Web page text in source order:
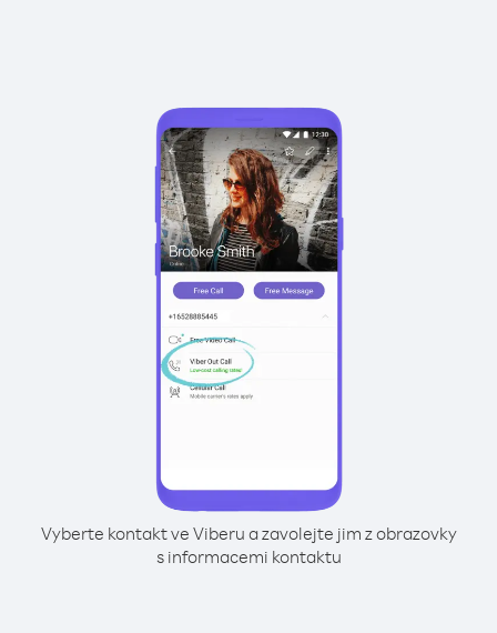
Vyberte kontakt ve Viberu a zavolejte jim z obrazovky
s informacemi kontaktu